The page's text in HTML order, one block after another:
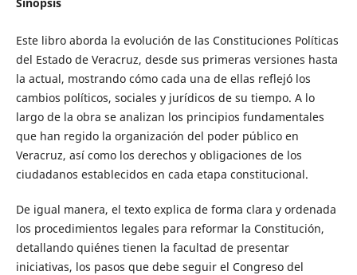
Este libro aborda la evolución de las Constituciones Políticas
del Estado de Veracruz, desde sus primeras versiones hasta
la actual, mostrando cómo cada una de ellas reflejó los
cambios políticos, sociales y jurídicos de su tiempo. A lo
largo de la obra se analizan los principios fundamentales
que han regido la organización del poder público en
Veracruz, así como los derechos y obligaciones de los
ciudadanos establecidos en cada etapa constitucional.
De igual manera, el texto explica de forma clara y ordenada
los procedimientos legales para reformar la Constitución,
detallando quiénes tienen la facultad de presentar
iniciativas, los pasos que debe seguir el Congreso del